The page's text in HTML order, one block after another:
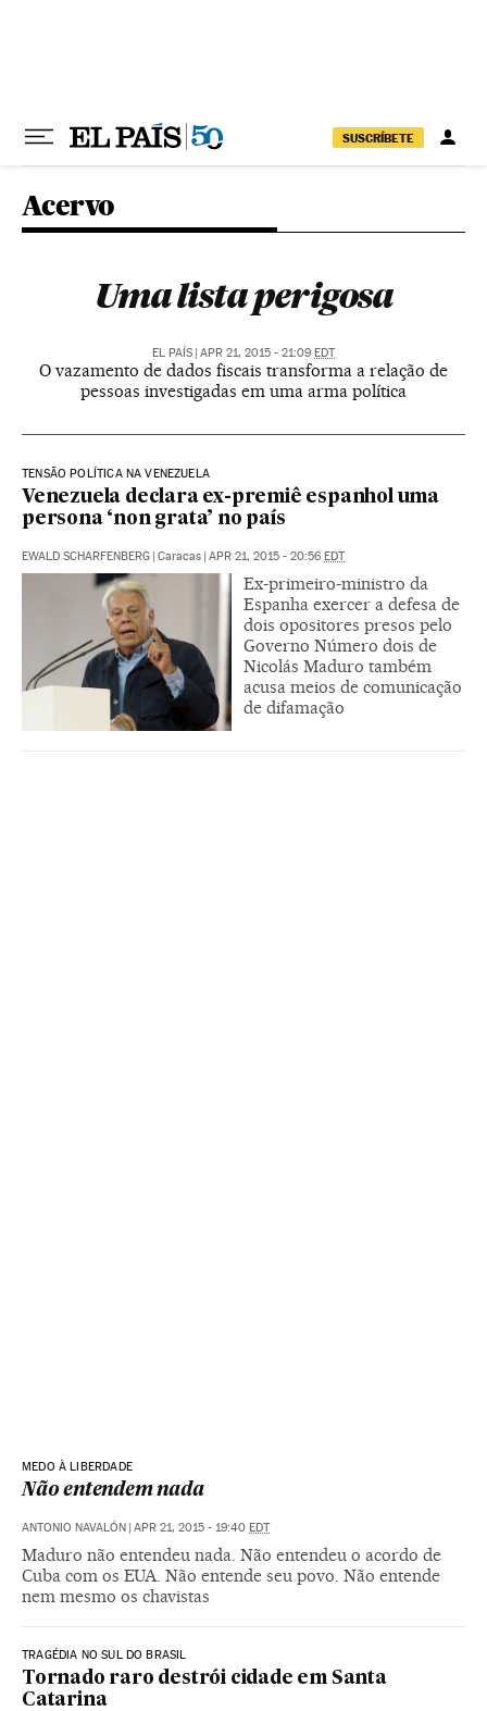
SUSCRÍBETE
Acervo
Uma lista perigosa
EL PAÍS | APR 21, 2015 - 21:09 EDT
O vazamento de dados fiscais transforma a relação de
pessoas investigadas em uma arma política
TENSÃO POLÍTICA NA VENEZUELA
Venezuela declara ex-premiê espanhol uma
persona ‘non grata’ no país
EWALD SCHARFENBERG | Caracas | APR 21, 2015 - 20:56 EDT
Ex-primeiro-ministro da
Espanha exercer a defesa de
dois opositores presos pelo
Governo Número dois de
Nicolás Maduro também
acusa meios de comunicação
de difamação
MEDO À LIBERDADE
Não entendem nada
ANTONIO NAVALÓN | APR 21, 2015 - 19:40 EDT
Maduro não entendeu nada. Não entendeu o acordo de
Cuba com os EUA. Não entende seu povo. Não entende
nem mesmo os chavistas
TRAGÉDIA NO SUL DO BRASIL
Tornado raro destrói cidade em Santa
Catarina